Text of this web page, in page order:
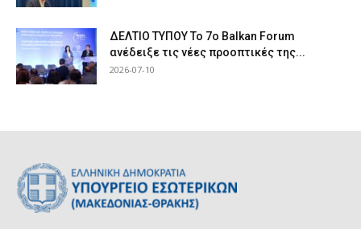
ΔΕΛΤΙΟ ΤΥΠΟΥ Το 7ο Balkan Forum
ανέδειξε τις νέες προοπτικές της...
2026-07-10